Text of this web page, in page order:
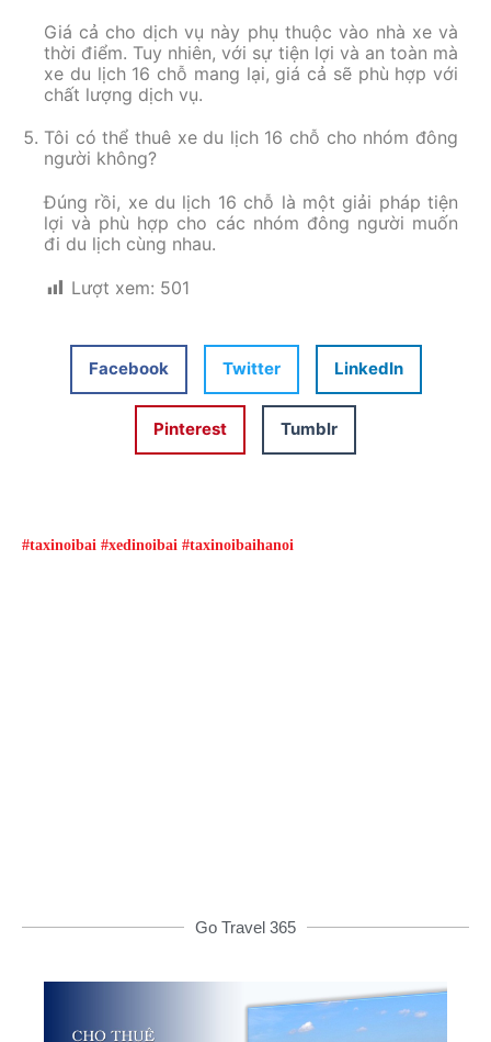
Giá cả cho dịch vụ này phụ thuộc vào nhà xe và
thời điểm. Tuy nhiên, với sự tiện lợi và an toàn mà
xe du lịch 16 chỗ mang lại, giá cả sẽ phù hợp với
chất lượng dịch vụ.
Tôi có thể thuê xe du lịch 16 chỗ cho nhóm đông
người không?
Đúng rồi, xe du lịch 16 chỗ là một giải pháp tiện
lợi và phù hợp cho các nhóm đông người muốn
đi du lịch cùng nhau.
Lượt xem: 501
Facebook Twitter LinkedIn
Pinterest Tumblr
#taxinoibai #xedinoibai #taxinoibaihanoi
Go Travel 365